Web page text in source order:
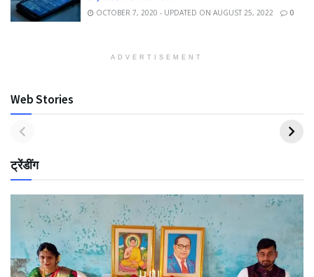
OCTOBER 7, 2020 - UPDATED ON AUGUST 25, 2022
0
ADVERTISEMENT
Web Stories
ट्रेंडींग